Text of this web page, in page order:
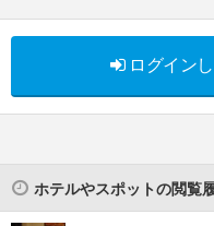
ログイン
ホテルやスポットの閲覧